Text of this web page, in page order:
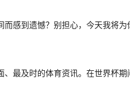
感到遗憾？别担心，今天我将
最及时的体育资讯。在世界杯期